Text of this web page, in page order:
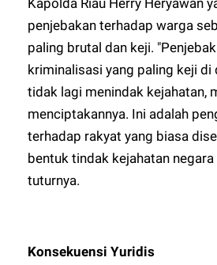
penjebakan terhadap warga
paling brutal dan keji.
kriminalisasi yang paling keji di
tidak lagi menindak kejahatan,
menciptakannya. Ini adalah
terhadap rakyat yang biasa
bentuk tindak kejahatan negara
tuturnya.
Konsekuensi Yuridis